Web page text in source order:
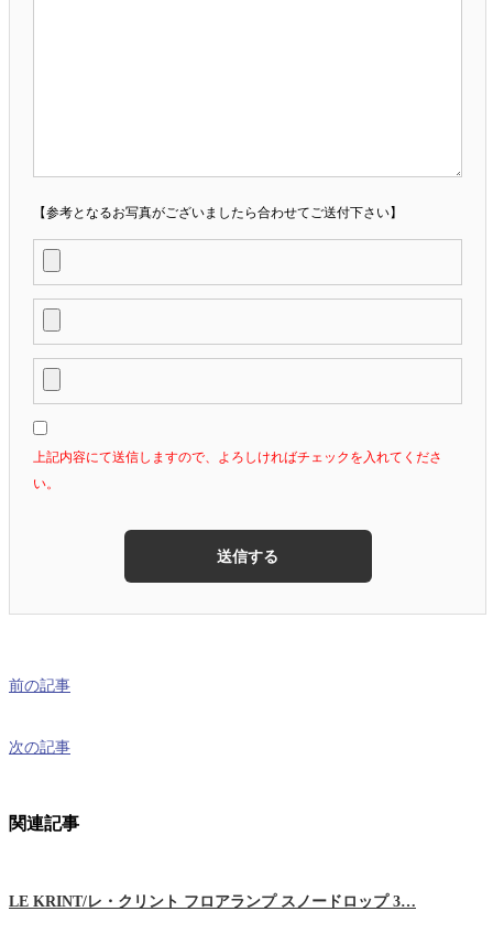
【参考となるお写真がございましたら合わせてご送付下さい】
上記内容にて送信しますので、よろしければチェックを入れてくださ
い。
前の記事
次の記事
関連記事
LE KRINT/レ・クリント フロアランプ スノードロップ 3…